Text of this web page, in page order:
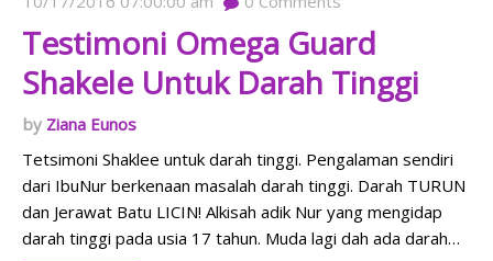
Testimoni Omega Guard
Shakele Untuk Darah Tinggi
Ziana Eunos
Tetsimoni Shaklee untuk darah tinggi. Pengalaman sendiri
dari IbuNur berkenaan masalah darah tinggi. Darah TURUN
dan Jerawat Batu LICIN! Alkisah adik Nur yang mengidap
darah tinggi pada usia 17 tahun. Muda lagi dah ada darah…